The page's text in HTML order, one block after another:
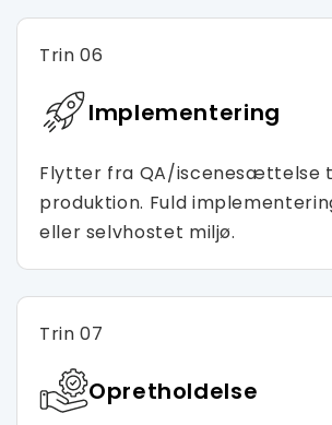
Trin 06
Implementering
Flytter fra QA/iscenesættelse
produktion. Fuld
eller selvhostet miljø.
Trin 07
Opretholdelse